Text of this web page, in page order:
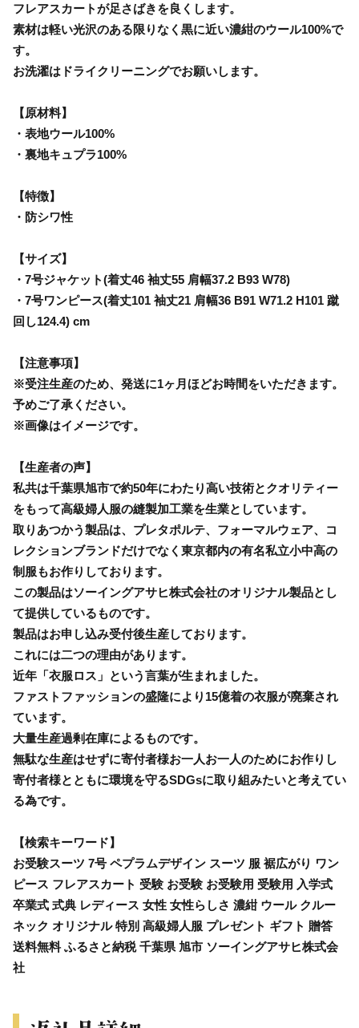
フレアスカートが足さばきを良くします。
素材は軽い光沢のある限りなく黒に近い濃紺のウール100%で
す。
お洗濯はドライクリーニングでお願いします。
【原材料】
・表地ウール100%
・裏地キュプラ100%
【特徴】
・防シワ性
【サイズ】
・7号ジャケット(着丈46 袖丈55 肩幅37.2 B93 W78)
・7号ワンピース(着丈101 袖丈21 肩幅36 B91 W71.2 H101 蹴
回し124.4) cm
【注意事項】
※受注生産のため、発送に1ヶ月ほどお時間をいただきます。
予めご了承ください。
※画像はイメージです。
【生産者の声】
私共は千葉県旭市で約50年にわたり高い技術とクオリティー
をもって高級婦人服の縫製加工業を生業としています。
取りあつかう製品は、プレタポルテ、フォーマルウェア、コ
レクションブランドだけでなく東京都内の有名私立小中高の
制服もお作りしております。
この製品はソーイングアサヒ株式会社のオリジナル製品とし
て提供しているものです。
製品はお申し込み受付後生産しております。
これには二つの理由があります。
近年「衣服ロス」という言葉が生まれました。
ファストファッションの盛隆により15億着の衣服が廃棄され
ています。
大量生産過剰在庫によるものです。
無駄な生産はせずに寄付者様お一人お一人のためにお作りし
寄付者様とともに環境を守るSDGsに取り組みたいと考えてい
る為です。
【検索キーワード】
お受験スーツ 7号 ペプラムデザイン スーツ 服 裾広がり ワン
ピース フレアスカート 受験 お受験 お受験用 受験用 入学式
卒業式 式典 レディース 女性 女性らしさ 濃紺 ウール クルー
ネック オリジナル 特別 高級婦人服 プレゼント ギフト 贈答
送料無料 ふるさと納税 千葉県 旭市 ソーイングアサヒ株式会
社